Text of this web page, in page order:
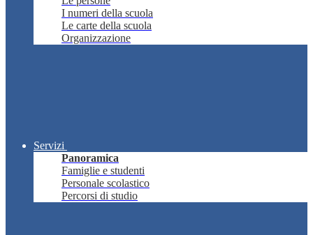
I numeri della scuola
Le carte della scuola
Organizzazione
Servizi
Panoramica
Famiglie e studenti
Personale scolastico
Percorsi di studio